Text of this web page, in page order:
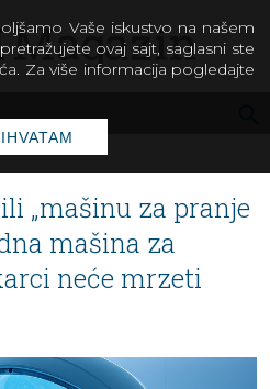
„mašinu za pranje
mašina za
neće mrzeti
Vaše iskustvo na našem
ovaj sajt, saglasni ste
Za više informacija pogledajte